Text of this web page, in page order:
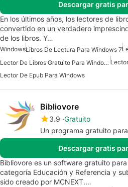
Descargar gratis
En los últimos años, los lectores de
convertido en un verdadero
de los libros. Y…
WindowsLibros De Lectura Para Windows 7
Lector De Libros Gratuito Para Windows
Lector De Epub Para Windows
Bibliovore
3.9 Gratuito
Un programa gratuito
Descargar gratis
Bibliovore es un software gratuito
categoría Educación y Referencia y
sido creado por MCNEXT.…